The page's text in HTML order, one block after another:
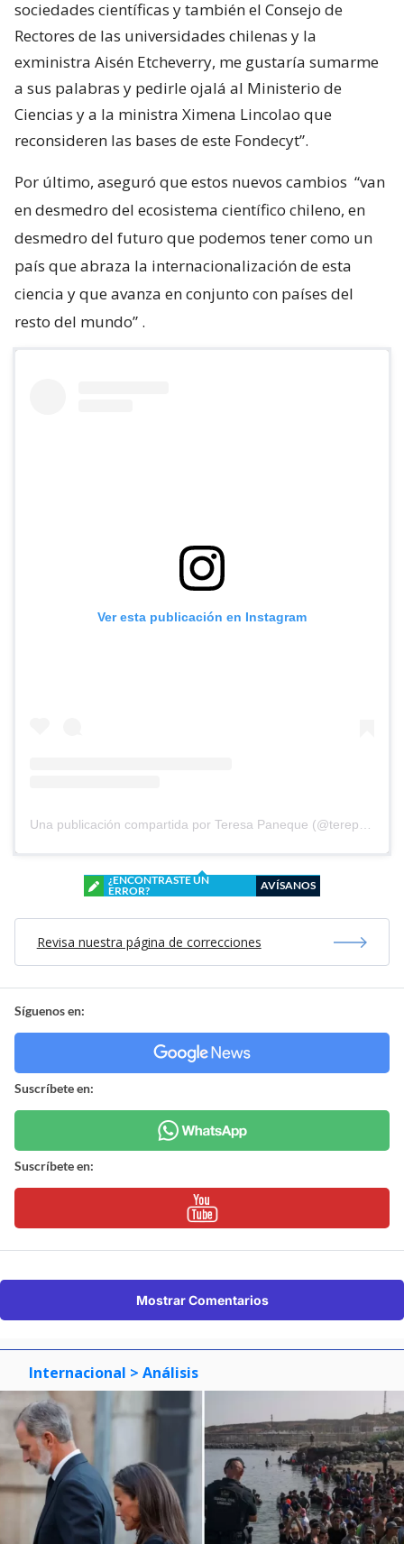
sociedades científicas y también el Consejo de
Rectores de las universidades chilenas y la
exministra Aisén Etcheverry, me gustaría sumarme
a sus palabras y pedirle ojalá al Ministerio de
Ciencias y a la ministra Ximena Lincolao que
reconsideren las bases de este Fondecyt”.
Por último, aseguró que estos nuevos cambios “van
en desmedro del ecosistema científico chileno, en
desmedro del futuro que podemos tener como un
país que abraza la internacionalización de esta
ciencia y que avanza en conjunto con países del
resto del mundo” .
Ver esta publicación en Instagram
Una publicación compartida por Teresa Paneque (@terepaneque)
¿ENCONTRASTE UN
ERROR?
AVÍSANOS
Revisa nuestra página de correcciones
Síguenos en:
Suscríbete en:
Suscríbete en:
Mostrar Comentarios
Internacional > Análisis